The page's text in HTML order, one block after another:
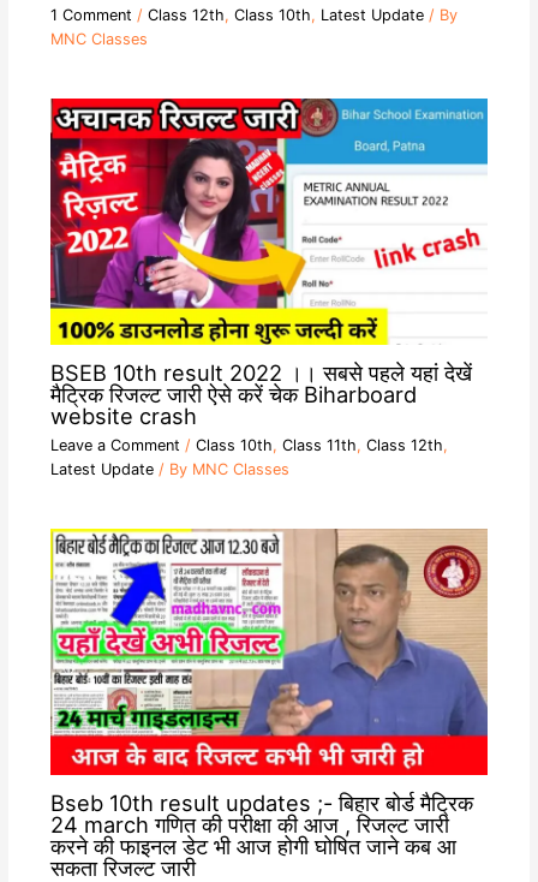
1 Comment / Class 12th, Class 10th, Latest Update/ By
MNC Classes
BSEB 10th result 2022 ।। सबसे पहले यहां देखें
मैट्रिक रिजल्ट जारी ऐसे करें चेक Biharboard
website crash
Leave a Comment / Class 10th, Class 11th, Class 12th,
Latest Update/ By MNC Classes
Bseb 10th result updates ;- बिहार बोर्ड मैट्रिक
24 march गणित की परीक्षा की आज , रिजल्ट जारी
करने की फाइनल डेट भी आज होगी घोषित जाने कब आ
सकता रिजल्ट जारी